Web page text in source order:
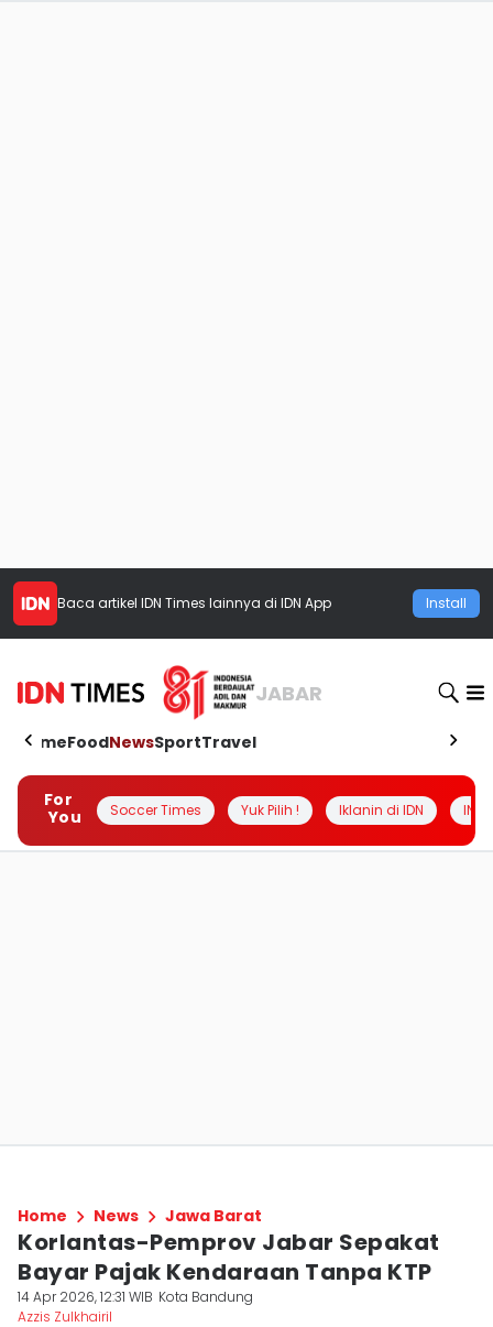
Baca artikel IDN Times lainnya di IDN App Install
JABAR
HomeFoodNewsSportTravel
For
You
Soccer Times Yuk Pilih ! Iklanin di IDN
Home News Jawa Barat
Korlantas-Pemprov Jabar Sepakat
Bayar Pajak Kendaraan Tanpa KTP
14 Apr 2026, 12:31 WIB Kota Bandung
Azzis Zulkhairil